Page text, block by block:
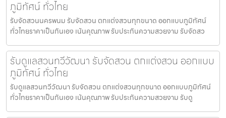
ภูมิทัศน์ ทั่วไทย
รับจัดสวนนครพนม รับจัดสวน ตกแต่งสวนทุกขนาด ออกแบบภูมิทัศน์
ทั่วไทยราคาเป็นกันเอง เน้นคุณภาพ รับประกันความสวยงาม รับจัดสว
รับดูแลสวนทวีวัฒนา รับจัดสวน ตกแต่งสวน ออกแบบ
ภูมิทัศน์ ทั่วไทย
รับดูแลสวนทวีวัฒนา รับจัดสวน ตกแต่งสวนทุกขนาด ออกแบบภูมิทัศน์
ทั่วไทยราคาเป็นกันเอง เน้นคุณภาพ รับประกันความสวยงาม รับดู